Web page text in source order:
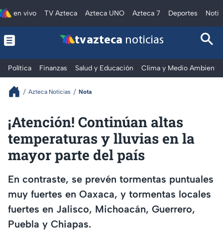
en vivo TV Azteca Azteca UNO Azteca 7 Deportes
tv azteca noticias
Política Finanzas Salud y Educación Clima y Medio Ambiente
Azteca Noticias Nota
¡Atención! Continúan altas
temperaturas y lluvias en la
mayor parte del país
En contraste, se prevén tormentas puntuales
muy fuertes en Oaxaca, y tormentas locales
fuertes en Jalisco, Michoacán, Guerrero,
Puebla y Chiapas.